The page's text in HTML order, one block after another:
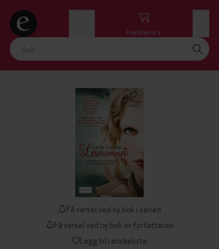
Handlekurv
Få varsel ved ny bok i serien
Få varsel ved ny bok av forfatteren
Legg til i ønskeliste